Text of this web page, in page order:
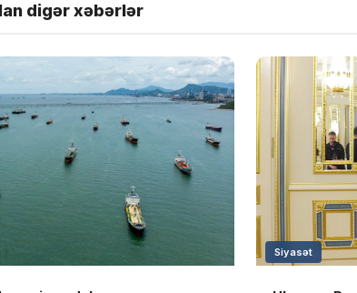
digər xəbərlər
Siyasət